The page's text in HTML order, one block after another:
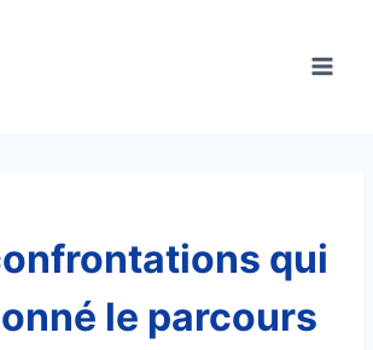
qui
le parcours